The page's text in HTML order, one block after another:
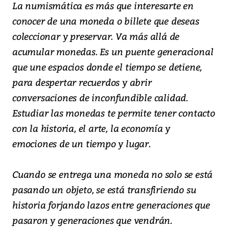
La numismática es más que interesarte en
conocer de una moneda o billete que deseas
coleccionar y preservar. Va más allá de
acumular monedas. Es un puente generacional
que une espacios donde el tiempo se detiene,
para despertar recuerdos y abrir
conversaciones de inconfundible calidad.
Estudiar las monedas te permite tener contacto
con la historia, el arte, la economía y
emociones de un tiempo y lugar.
Cuando se entrega una moneda no solo se está
pasando un objeto, se está transfiriendo su
historia forjando lazos entre generaciones que
pasaron y generaciones que vendrán.